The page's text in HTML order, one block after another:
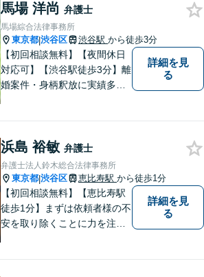
馬場 洋尚 弁護士
馬場綜合法律事務所
東京都|渋谷区 渋谷駅 から徒歩3分
【初回相談無料】【夜間休日
対応可】【渋谷駅徒歩3分】離
婚案件・身柄釈放に実績多数
かりと向き合い、迅速に粘り
強くより良い解決を目指しま
す。お困りの場合、まずはご
相談ください。
詳細を見
る
浜島 裕敏 弁護士
弁護士法人鈴木総合法律事務所
東京都|渋谷区 恵比寿駅 から徒歩1分
【初回相談無料】【恵比寿駅
徒歩1分】まずは依頼者様の不
安を取り除くことに力を注い
詳細を見
る